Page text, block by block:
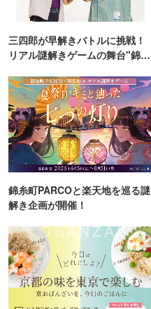
三四郎が早解きバトルに挑戦！
リアル謎解きゲームの舞台"錦糸
錦糸町PARCOと楽天地を巡る謎
解き企画が開催！